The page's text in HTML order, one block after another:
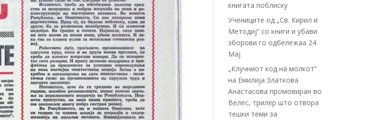
книгата поблиску
Учениците од „Св. Кирил и
Методиј“ со книги и убави
зборови го одбележаа 24
Мај
„Клучниот код на молкот“
на Емилија Златкова
Анастасова промовиран во
Велес, трилер што отвора
тешки теми за